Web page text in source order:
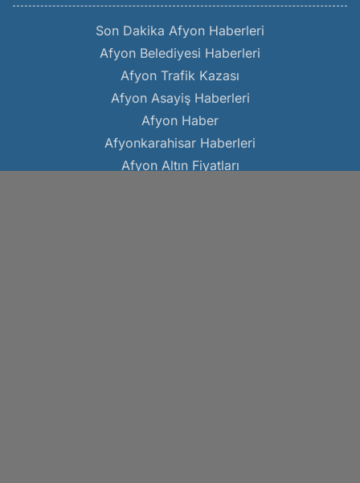
Son Dakika Afyon Haberleri
Afyon Belediyesi Haberleri
Afyon Trafik Kazası
Afyon Asayiş Haberleri
Afyon Haber
Afyonkarahisar Haberleri
Afyon Altın Fiyatları